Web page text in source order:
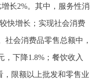
长2%。其中，服务性消
快增长；实现社会消费
社会消费品零售总额中，
，下降1.8%；餐饮收入
，限额以上批发和零售业